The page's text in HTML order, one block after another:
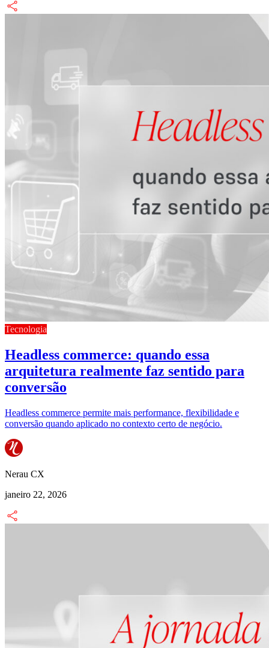
Tecnologia
Headless commerce: quando essa
arquitetura realmente faz sentido para
conversão
Headless commerce permite mais performance, flexibilidade e
conversão quando aplicado no contexto certo de negócio.
Nerau CX
janeiro 22, 2026